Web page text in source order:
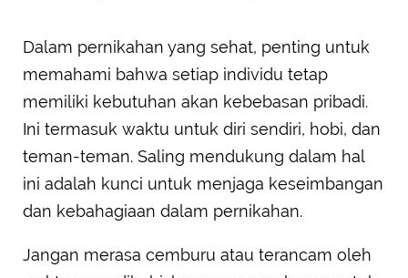
Dalam pernikahan yang sehat, penting untuk
memahami bahwa setiap individu tetap
memiliki kebutuhan akan kebebasan pribadi.
Ini termasuk waktu untuk diri sendiri, hobi, dan
teman-teman. Saling mendukung dalam hal
ini adalah kunci untuk menjaga keseimbangan
dan kebahagiaan dalam pernikahan.
Jangan merasa cemburu atau terancam oleh